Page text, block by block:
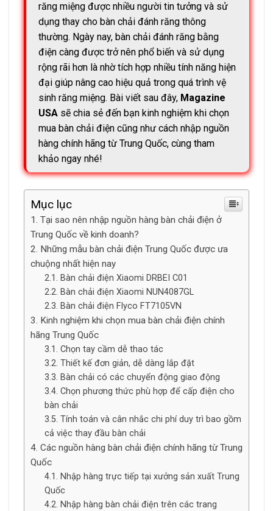
răng miệng được nhiều người tin tưởng và sử
dụng thay cho bàn chải đánh răng thông
thường. Ngày nay, bàn chải đánh răng bằng
điện càng được trở nên phổ biến và sử dụng
rộng rãi hơn là nhờ tích hợp nhiều tính năng hiện
đại giúp nâng cao hiệu quả trong quá trình vệ
sinh răng miệng. Bài viết sau đây, Magazine
USA sẽ chia sẻ đến bạn kinh nghiệm khi chọn
mua bàn chải điện cũng như cách nhập nguồn
hàng chính hãng từ Trung Quốc, cùng tham
khảo ngay nhé!
Mục lục
Tại sao nên nhập nguồn hàng bàn chải điện ở
Trung Quốc về kinh doanh?
Những mẫu bàn chải điện Trung Quốc được ưa
chuộng nhất hiện nay
Bàn chải điện Xiaomi DRBEI C01
Bàn chải điện Xiaomi NUN4087GL
Bàn chải điện Flyco FT7105VN
Kinh nghiệm khi chọn mua bàn chải điện chính
hãng Trung Quốc
Chọn tay cầm dễ thao tác
Thiết kế đơn giản, dễ dàng lắp đặt
Bàn chải có các chuyển động giao động
Chọn phương thức phù hợp để cấp điện cho
bàn chải
Tính toán và cân nhắc chi phí duy trì bao gồm
cả việc thay đầu bàn chải
Các nguồn hàng bàn chải điện chính hãng từ Trung
Quốc
Nhập hàng trực tiếp tại xưởng sản xuất Trung
Quốc
Nhập hàng bàn chải điện trên các trang